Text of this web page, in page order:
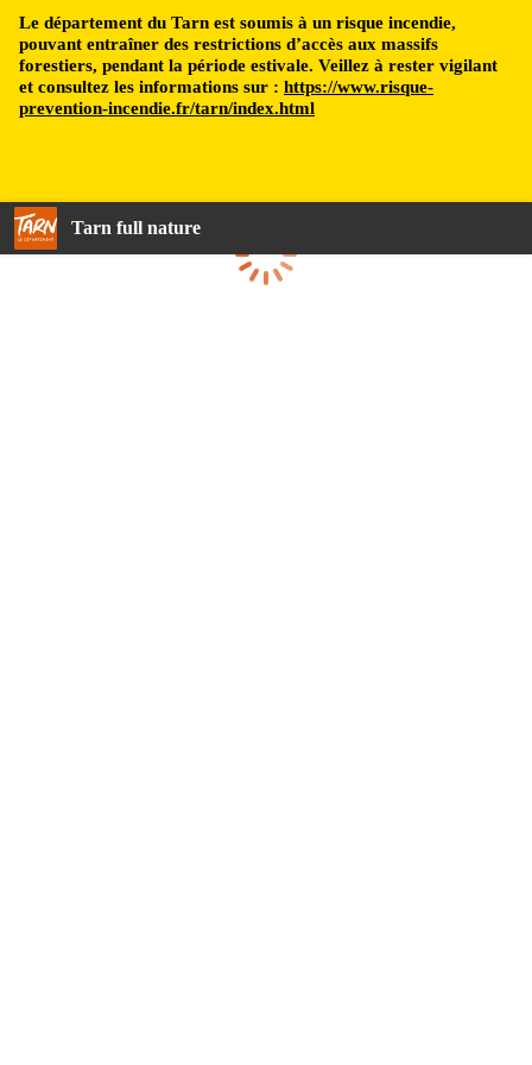
Le département du Tarn est soumis à un risque incendie,
pouvant entraîner des restrictions d’accès aux massifs
forestiers, pendant la période estivale. Veillez à rester vigilant
et consultez les informations sur : https://www.risque-
prevention-incendie.fr/tarn/index.html
Tarn full nature
Loading